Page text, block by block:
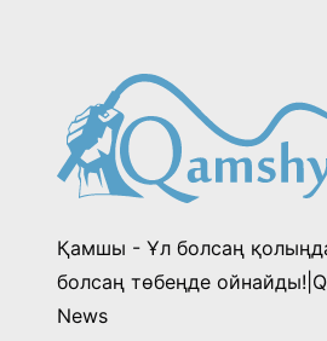
Қамшы - Ұл болсаң
болсаң төбеңде
News